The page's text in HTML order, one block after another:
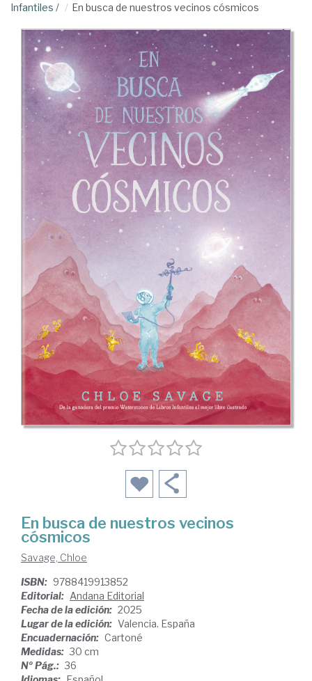
Infantiles / En busca de nuestros vecinos cósmicos
En busca de nuestros vecinos
cósmicos
Savage, Chloe
ISBN: 9788419913852
Editorial: Andana Editorial
Fecha de la edición: 2025
Lugar de la edición: Valencia. España
Encuadernación: Cartoné
Medidas: 30 cm
Nº Pág.: 36